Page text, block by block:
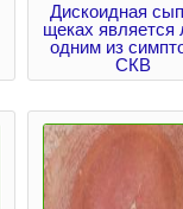
Дискоидная
щеках является
одним из
СКВ